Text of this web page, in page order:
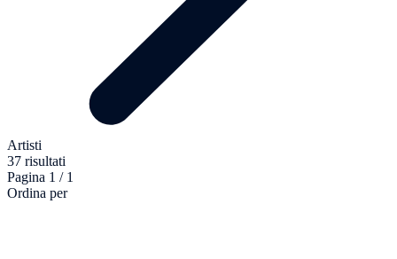
Artisti
37 risultati
Pagina 1 / 1
Ordina per